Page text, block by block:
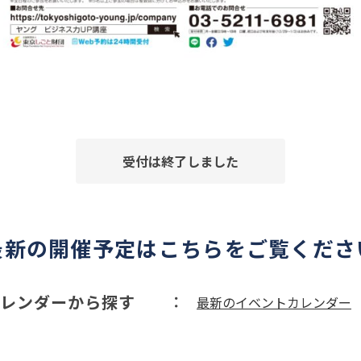
受付は終了しました
の開催予定はこちらをご覧くだ
ンダーから探す 最新のイベントカレンダー